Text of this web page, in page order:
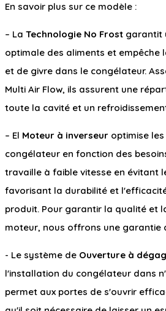
En savoir plus sur ce modèle :
– La Technologie No Frost garantit
optimale des aliments et
et de givre dans le congélateur.
Multi Air Flow, ils assurent une
toute la cavité et un
– El Moteur à inverseur optimise
congélateur en fonction des
travaille à faible vitesse en évitant
favorisant la durabilité et
produit. Pour garantir la qualité et
moteur, nous offrons une garantie
- Le système de Ouverture à
l'installation du congélateur dans
permet aux portes de s'ouvrir